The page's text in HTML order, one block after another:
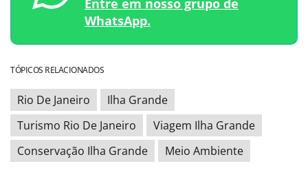
WhatsApp.
TÓPICOS RELACIONADOS
Rio De Janeiro
Ilha Grande
Turismo Rio De Janeiro
Viagem Ilha Grande
Conservação Ilha Grande
Meio Ambiente